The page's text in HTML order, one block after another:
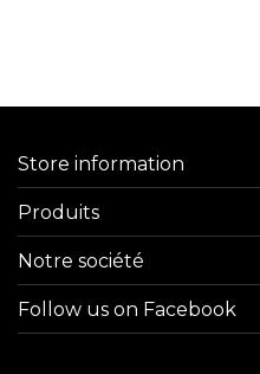
Store information
Produits
Notre société
Follow us on Facebook